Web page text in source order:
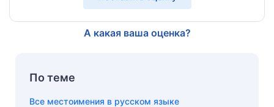
А какая ваша оценка?
По теме
Все местоимения в русском языке